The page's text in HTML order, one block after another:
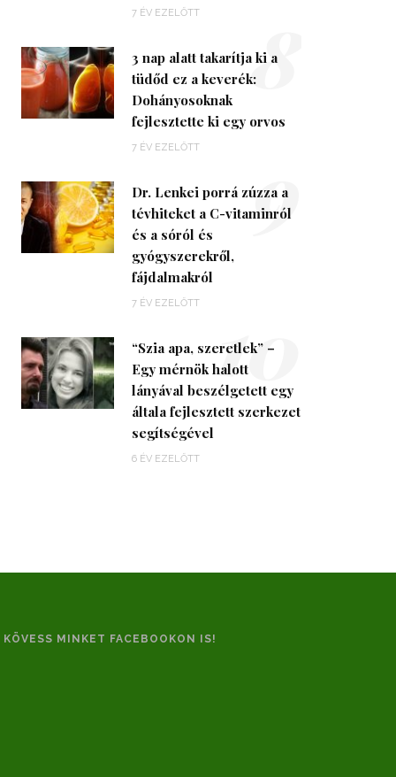
7 ÉV EZELŐTT
3 nap alatt takarítja ki a
tüdőd ez a keverék:
Dohányosoknak
fejlesztette ki egy orvos
7 ÉV EZELŐTT
8
Dr. Lenkei porrá zúzza a
tévhiteket a C-vitaminról
és a sóról és
gyógyszerekről,
fájdalmakról
7 ÉV EZELŐTT
9
“Szia apa, szeretlek” –
Egy mérnök halott
lányával beszélgetett egy
általa fejlesztett szerkezet
segítségével
6 ÉV EZELŐTT
10
KÖVESS MINKET FACEBOOKON IS!